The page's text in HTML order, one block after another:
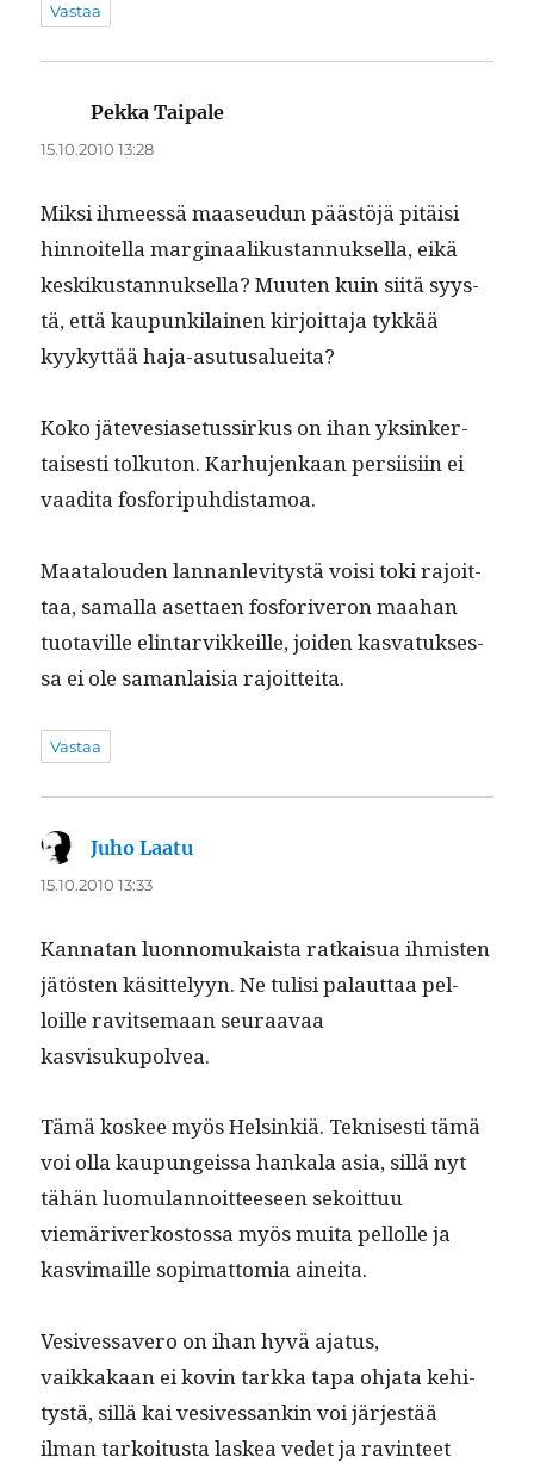
Vastaa
Pekka Taipale
15.10.2010 13:28
Mik­si ihmeessä maaseudun päästöjä pitäisi
hin­noitel­la mar­gin­aa­likus­tan­nuk­sel­la, eikä
keskikus­tan­nuk­sel­la? Muuten kuin siitä syys­
tä, että kaupunki­lainen kir­joit­ta­ja tykkää
kyykyt­tää haja-asutusalueita?
Koko jätevesi­ase­tus­sirkus on ihan yksinker­
tais­es­ti tolku­ton. Karhu­jenkaan per­si­isi­in ei
vaa­di­ta fosforipuhdistamoa.
Maat­alouden lan­nan­levi­tys­tä voisi toki rajoit­
taa, samal­la aset­taen fos­foriveron maa­han
tuo­taville elin­tarvikkeille, joiden kas­vatuk­ses­
sa ei ole saman­laisia rajoitteita.
Vastaa
Juho Laatu
15.10.2010 13:33
Kan­natan luon­no­mukaista ratkaisua ihmis­ten
jätösten käsit­te­lyyn. Ne tulisi palaut­taa pel­
loille rav­it­se­maan seu­raavaa
kasvisukupolvea.
Tämä kos­kee myös Helsinkiä. Teknis­es­ti tämä
voi olla kaupungeis­sa han­kala asia, sil­lä nyt
tähän luo­mu­lan­noit­teeseen sekoit­tuu
viemäriverkos­tossa myös mui­ta pel­lolle ja
kasvi­maille sopi­mat­to­mia aineita.
Vesives­savero on ihan hyvä aja­tus,
vaikkakaan ei kovin tark­ka tapa ohja­ta kehi­
tys­tä, sil­lä kai vesives­sankin voi jär­jestää
ilman tarkoi­tus­ta laskea vedet ja rav­in­teet